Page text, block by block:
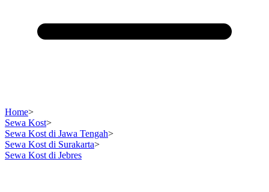
Home>
Sewa Kost>
Sewa Kost di Jawa Tengah>
Sewa Kost di Surakarta>
Sewa Kost di Jebres